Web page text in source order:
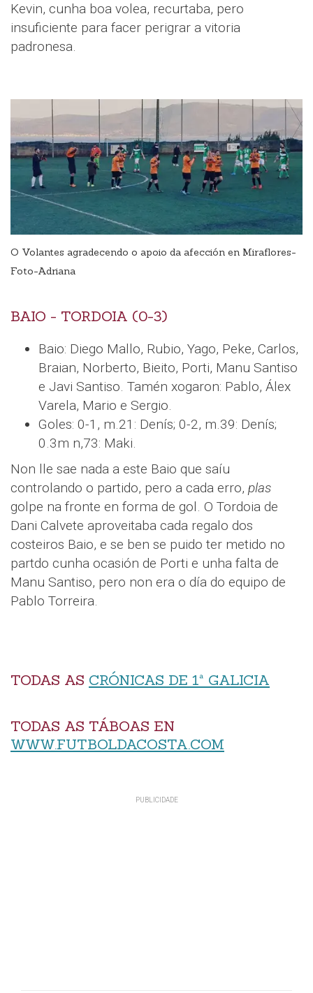
Kevin, cunha boa volea, recurtaba, pero
insuficiente para facer perigrar a vitoria
padronesa.
O Volantes agradecendo o apoio da afección en Miraflores-
Foto-Adriana
BAIO - TORDOIA (0-3)
Baio: Diego Mallo, Rubio, Yago, Peke, Carlos,
Braian, Norberto, Bieito, Porti, Manu Santiso
e Javi Santiso. Tamén xogaron: Pablo, Álex
Varela, Mario e Sergio.
Goles: 0-1, m.21: Denís; 0-2, m.39: Denís;
0.3m n,73: Maki.
Non lle sae nada a este Baio que saíu
controlando o partido, pero a cada erro, plas
golpe na fronte en forma de gol. O Tordoia de
Dani Calvete aproveitaba cada regalo dos
costeiros Baio, e se ben se puido ter metido no
partdo cunha ocasión de Porti e unha falta de
Manu Santiso, pero non era o día do equipo de
Pablo Torreira.
TODAS AS CRÓNICAS DE 1ª GALICIA
TODAS AS TÁBOAS EN
WWW.FUTBOLDACOSTA.COM